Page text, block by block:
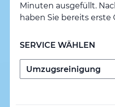
Minuten ausgefüllt.
haben Sie bereits erste
SERVICE WÄHLEN